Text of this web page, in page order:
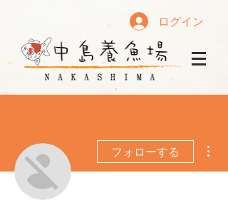
ログイン
フォローする